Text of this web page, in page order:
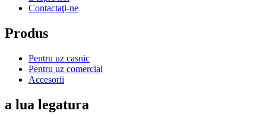
Contactaţi-ne
Produs
Pentru uz casnic
Pentru uz comercial
Accesorii
a lua legatura